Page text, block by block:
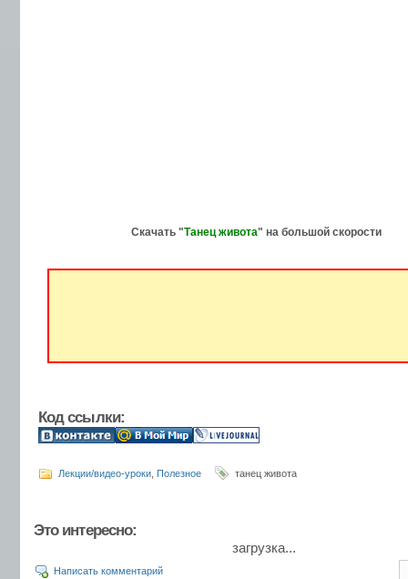
Скачать "Танец живота" на большой скорости
Код ссылки:
Лекции/видео-уроки Полезное танец живота
Это интересно:
загрузка...
Написать комментарий